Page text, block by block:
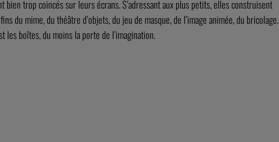
bien trop coincés sur leurs écrans. S’adressant aux plus petits, elles construisent
du mime, du théâtre d’objets, du jeu de masque, de l’image animée, du bricolage.
les boîtes, du moins la porte de l’imagination.